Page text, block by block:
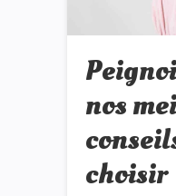
nos
choisir